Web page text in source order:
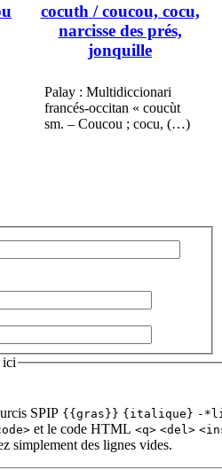
cocuth / coucou, cocu,
narcisse des prés,
jonquille
Palay : Multidiccionari
francés-occitan « coucùt
sm. – Coucou ; cocu, (…)
ici
SPIP {{gras}} {italique} -
et le code HTML <q> <del>
simplement des lignes vides.